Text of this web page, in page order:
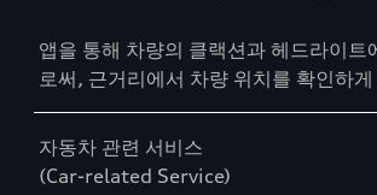
앱을 통해 차량의 클랙션과 헤드라이트
로써, 근거리에서 차량 위치를 확인하
자동차 관련 서비스
(Car-related Service)